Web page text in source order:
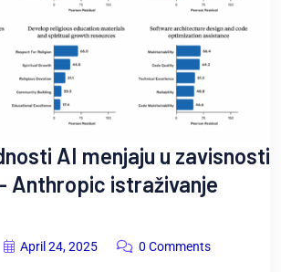
AI menjaju u zavisnosti
Anthropic istraživanje
April 24, 2025
0 Comments